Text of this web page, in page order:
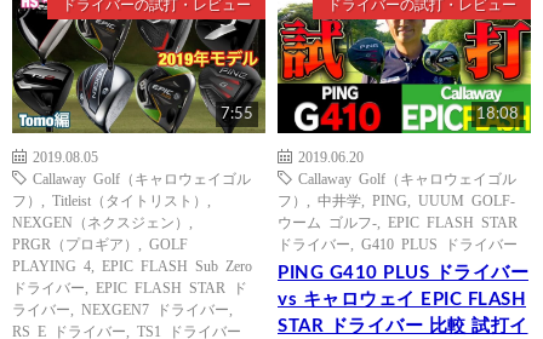
ドライバーの試打・レビュー
7:55
2019.08.05
Callaway Golf（キャロウェイゴル
フ）
Titleist（タイトリスト）
NEXGEN（ネクスジェン）
PRGR（プロギア）
GOLF
PLAYING 4
EPIC FLASH Sub Zero
ドライバー
EPIC FLASH STAR ド
ライバー
NEXGEN7 ドライバー
RS E ドライバー
TS1 ドライバー
ドライバーの試打・レビュー
18:08
2019.06.20
Callaway Golf（キャロウェイゴル
フ）
中井学 PING
UUUM GOLF-
ウーム ゴルフ-
EPIC FLASH STAR
ドライバー
G410 PLUS ドライバー
PING G410 PLUS ドライバー
vs キャロウェイ EPIC FLASH
STAR ドライバー 比較 試打イ